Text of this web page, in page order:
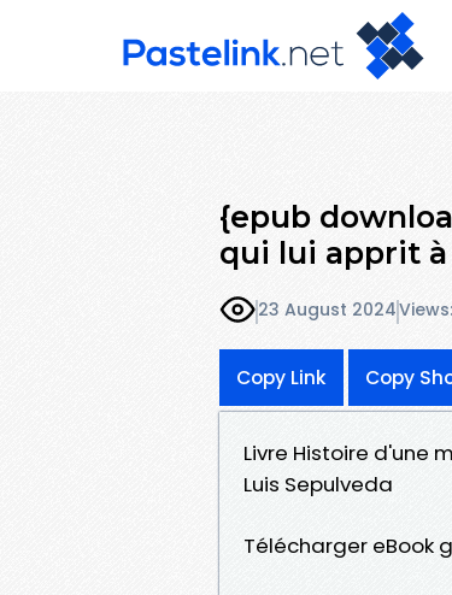
{epub
qui lui apprit
23 August 2024
Copy Link Copy
Livre Histoire d'une
Luis Sepulveda
Télécharger eBook